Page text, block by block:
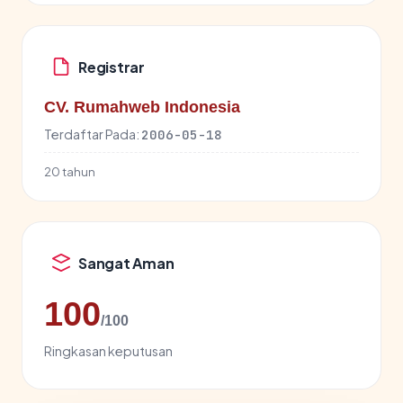
Registrar
CV. Rumahweb Indonesia
Terdaftar Pada: 2006-05-18
20 tahun
Sangat Aman
100/100
Ringkasan keputusan